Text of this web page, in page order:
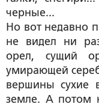
черные...
Но вот недавно
не видел ни
орел, сущий
умирающей
вершины сухие
земле. А потом